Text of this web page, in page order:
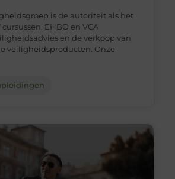
is de autoriteit als het
EHBO en VCA
en de verkoop van
veiligheidsproducten. Onze